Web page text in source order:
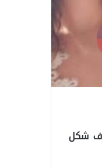
شكل